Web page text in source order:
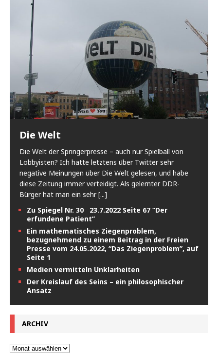
Die Welt
Die Welt der Springerpresse – auch nur Spielball von
Lobbyisten? Ich hatte letztens über Twitter sehr
negative Meinungen über Die Welt gelesen, und habe
diese Zeitung immer verteidigt. Als gelernter DDR-
Bürger hat man ein sehr[...]
Zu Spiegel Nr. 30 23.7.2022 Seite 67 “Der
erfundene Patient”
Ein mathematisches Ziegenproblem,
bezugnehmend zu einem Beitrag in der Freien
Presse vom 24.05.2022, “Das Ziegenproblem”, auf
Seite 1
Medien vermitteln Unklarheiten
Der Kreislauf des Seins – ein philosophischer
Ansatz
ARCHIV